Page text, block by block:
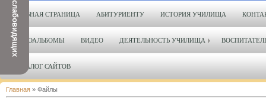
ГЛАВНАЯ СТРАНИЦА АБИТУРИЕНТУ ИСТОРИЯ УЧИЛИЩА
ФОТОАЛЬБОМЫ ВИДЕО ДЕЯТЕЛЬНОСТЬ УЧИЛИЩА
КАТАЛОГ САЙТОВ
Главная » Файлы